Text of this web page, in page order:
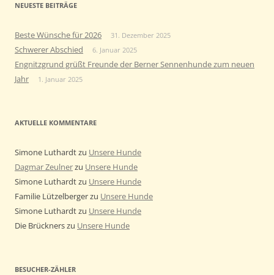
NEUESTE BEITRÄGE
Beste Wünsche für 2026 31. Dezember 2025
Schwerer Abschied 6. Januar 2025
Engnitzgrund grüßt Freunde der Berner Sennenhunde zum neuen
Jahr
1. Januar 2025
AKTUELLE KOMMENTARE
Simone Luthardtzu Unsere Hunde
Dagmar Zeulnerzu Unsere Hunde
Simone Luthardtzu Unsere Hunde
Familie Lützelbergerzu Unsere Hunde
Simone Luthardtzu Unsere Hunde
Die Brücknerszu Unsere Hunde
BESUCHER-ZÄHLER